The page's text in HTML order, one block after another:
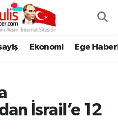
Ekonomi Ege
İsrail’e 12
Haritası
ve Fikstür